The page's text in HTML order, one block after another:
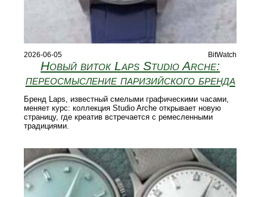
2026-06-05 BitWatch
Новый виток Laps Studio Arche:
переосмысление паризийского бренда
Бренд Laps, известный смелыми графическими часами,
меняет курс: коллекция Studio Arche открывает новую
страницу, где креатив встречается с ремесленными
традициями.